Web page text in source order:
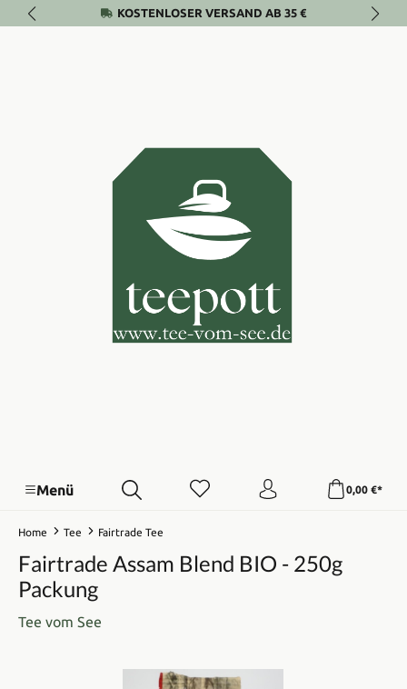
Zum Hauptinhalt springenKOSTENLOSER VERSAND AB 35 €
Menü 0,00 €*
Home Tee Fairtrade Tee
Fairtrade Assam Blend BIO - 250g
Packung
Tee vom See
Bildergalerie überspringen